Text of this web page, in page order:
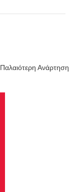
Παλαιότερη Ανάρτηση